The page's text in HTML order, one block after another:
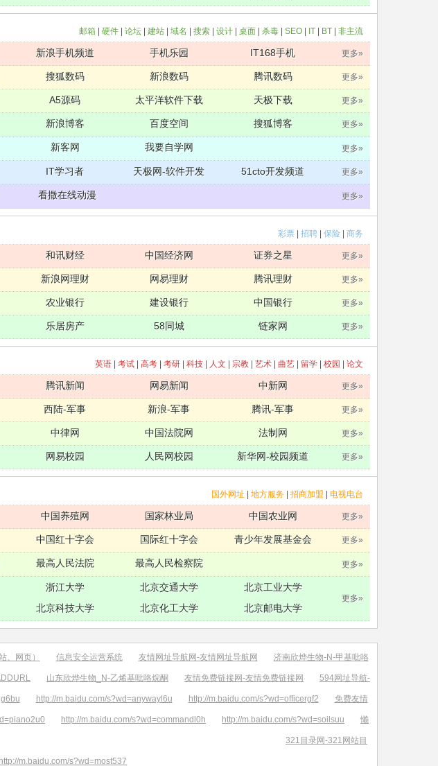
邮箱 | 硬件 | 论坛 | 建站 | 域名 | 搜索 | 设计 | 桌面 | 杀毒 | SEO | IT | BT | 非主流
新浪手机频道 手机乐园 IT168手机 更多»
搜狐数码 新浪数码 腾讯数码 更多»
A5源码 太平洋软件下载 天极下载 更多»
新浪博客 百度空间 搜狐博客 更多»
新客网 我要自学网 更多»
IT学习者 天极网-软件开发 51cto开发频道 更多»
看撒在线动漫 更多»
彩票 | 招聘 | 保险 | 商务
和讯财经 中国经济网 证券之星 更多»
新浪网理财 网易理财 腾讯理财 更多»
农业银行 建设银行 中国银行 更多»
乐居房产 58同城 链家网 更多»
英语 | 考试 | 高考 | 考研 | 科技 | 人文 | 宗教 | 艺术 | 曲艺 | 留学 | 校园 | 论文
腾讯新闻 网易新闻 中新网 更多»
西陆-军事 新浪-军事 腾讯-军事 更多»
中律网 中国法院网 法制网 更多»
网易校园 人民网校园 新华网-校园频道 更多»
国外网址 | 地方服务 | 招商加盟 | 电视电台
中国养殖网 国家林业局 中国农业网 更多»
中国红十字会 国际红十字会 青少年发展基金会 更多»
最高人民法院 最高人民检察院 更多»
浙江大学 北京交通大学
北京工业大学
北京科技大学 北京化工大学 北京邮电大学
更多»
、网页） 信息安全运营系统 友情网址导航网-友情网址导航网 济南欣烨生物-N-甲基吡咯
山东欣烨生物_N-乙烯基吡咯烷酮 友情免费链接网-友情免费链接网 594网址导航-
http://m.baidu.com/s?wd=anywayl6u http://m.baidu.com/s?wd=officergf2 免费友情
http://m.baidu.com/s?wd=commandl0h http://m.baidu.com/s?wd=soilsuu 懒
321目录网-321网站目
http://m.baidu.com/s?wd=most537